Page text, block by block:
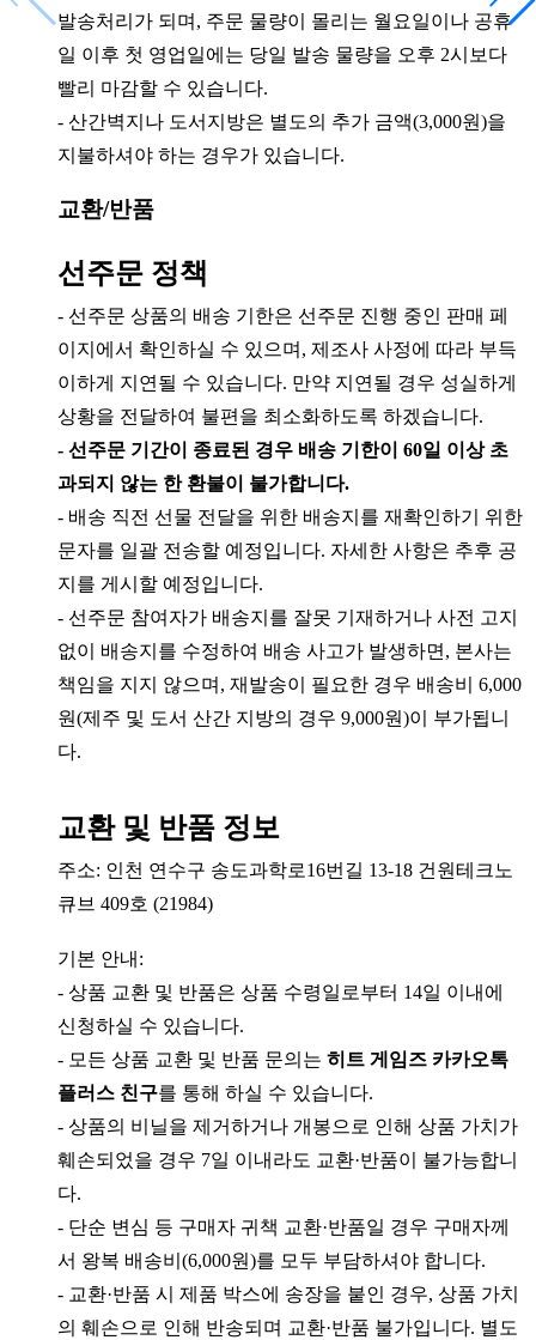
발송처리가 되며, 주문 물량이 몰리는 월요일이나 공휴
일 이후 첫 영업일에는 당일 발송 물량을 오후 2시보다
빨리 마감할 수 있습니다.
- 산간벽지나 도서지방은 별도의 추가 금액(3,000원)을
지불하셔야 하는 경우가 있습니다.
교환/반품
선주문 정책
- 선주문 상품의 배송 기한은 선주문 진행 중인 판매 페
이지에서 확인하실 수 있으며, 제조사 사정에 따라 부득
이하게 지연될 수 있습니다. 만약 지연될 경우 성실하게
상황을 전달하여 불편을 최소화하도록 하겠습니다.
- 선주문 기간이 종료된 경우 배송 기한이 60일 이상 초
과되지 않는 한 환불이 불가합니다.
- 배송 직전 선물 전달을 위한 배송지를 재확인하기 위한
문자를 일괄 전송할 예정입니다. 자세한 사항은 추후 공
지를 게시할 예정입니다.
- 선주문 참여자가 배송지를 잘못 기재하거나 사전 고지
없이 배송지를 수정하여 배송 사고가 발생하면, 본사는
책임을 지지 않으며, 재발송이 필요한 경우 배송비 6,000
원(제주 및 도서 산간 지방의 경우 9,000원)이 부가됩니
다.
교환 및 반품 정보
주소: 인천 연수구 송도과학로16번길 13-18 건원테크노
큐브 409호 (21984)
기본 안내:
- 상품 교환 및 반품은 상품 수령일로부터 14일 이내에
신청하실 수 있습니다.
- 모든 상품 교환 및 반품 문의는 히트 게임즈 카카오톡
플러스 친구를 통해 하실 수 있습니다.
- 상품의 비닐을 제거하거나 개봉으로 인해 상품 가치가
훼손되었을 경우 7일 이내라도 교환·반품이 불가능합니
다.
- 단순 변심 등 구매자 귀책 교환·반품일 경우 구매자께
서 왕복 배송비(6,000원)를 모두 부담하셔야 합니다.
- 교환·반품 시 제품 박스에 송장을 붙인 경우, 상품 가치
의 훼손으로 인해 반송되며 교환·반품 불가입니다. 별도